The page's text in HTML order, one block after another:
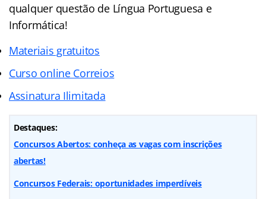
qualquer questão de Língua Portuguesa e
Informática!
Materiais gratuitos
Curso online Correios
Assinatura Ilimitada
Destaques:
Concursos Abertos: conheça as vagas com inscrições
abertas!
Concursos Federais: oportunidades imperdíveis